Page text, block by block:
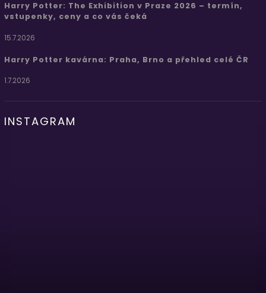
Harry Potter: The Exhibition v Praze 2026 – termín,
vstupenky, ceny a co vás čeká
15.7.2026
Harry Potter kavárna: Praha, Brno a přehled celé ČR
1.7.2026
INSTAGRAM